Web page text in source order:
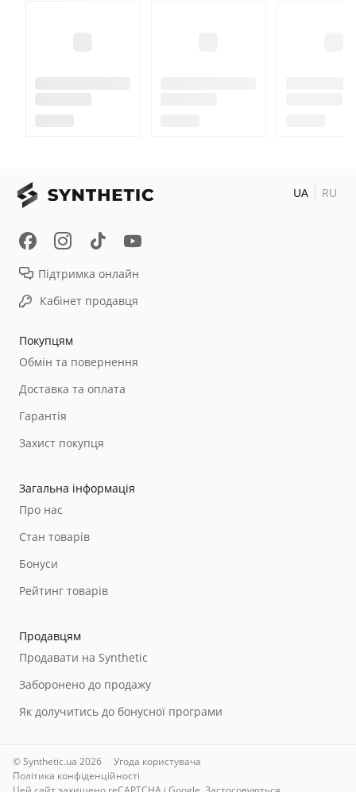
Покупцям
Обмін та повернення
Доставка та оплата
Гарантія
Захист покупця
Загальна інформація
Про нас
Стан товарів
Бонуси
Рейтинг товарів
Продавцям
Продавати на Synthetic
Заборонено до продажу
Як долучитись до бонусної програми
Підтримка онлайн
Кабінет продавця
© Synthetic.ua 2026
Угода користувача
Політика конфіденційності
UA RU